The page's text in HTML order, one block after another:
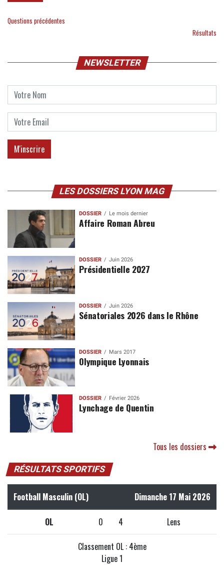
Questions précédentes
Résultats
NEWSLETTER
LES DOSSIERS LYON MAG
DOSSIER Le mois dernier
Affaire Roman Abreu
DOSSIER Juin 2026
Présidentielle 2027
DOSSIER Juin 2026
Sénatoriales 2026 dans le Rhône
DOSSIER Mars 2017
Olympique Lyonnais
DOSSIER Février 2026
Lynchage de Quentin
Tous les dossiers
RÉSULTATS SPORTIFS
Football Masculin (OL) Dimanche 17 Mai 2026
OL 0 4 Lens
Classement OL : 4ème
Ligue 1